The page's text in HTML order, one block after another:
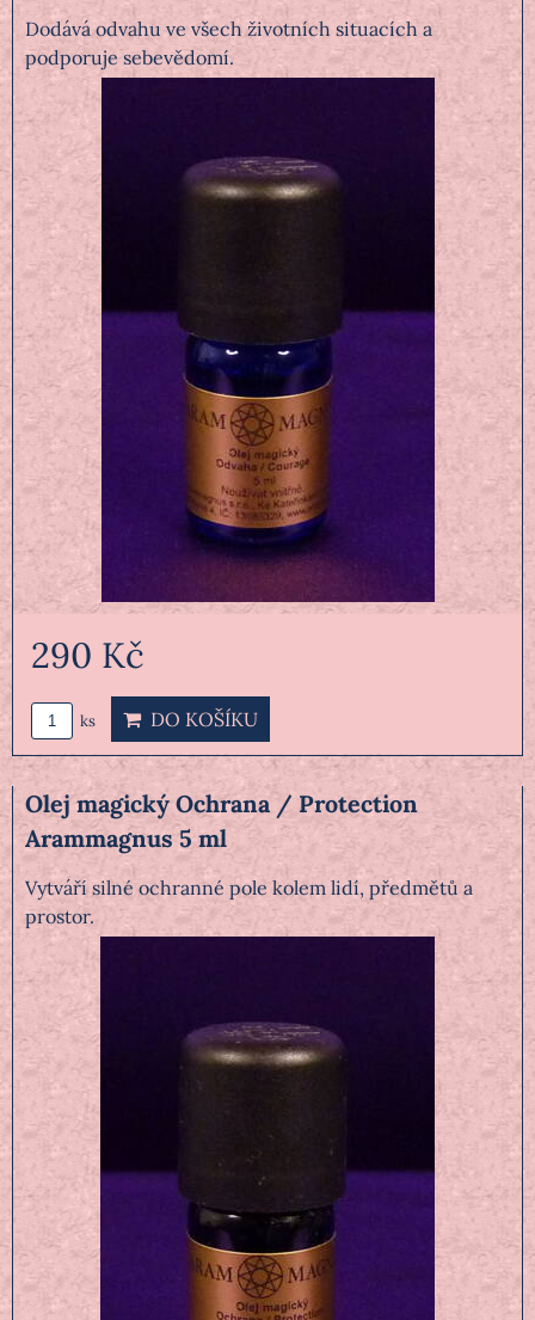
Dodává odvahu ve všech životních situacích a
podporuje sebevědomí.
290 Kč
ks DO KOŠÍKU
Olej magický Ochrana / Protection
Arammagnus 5 ml
Vytváří silné ochranné pole kolem lidí, předmětů a
prostor.